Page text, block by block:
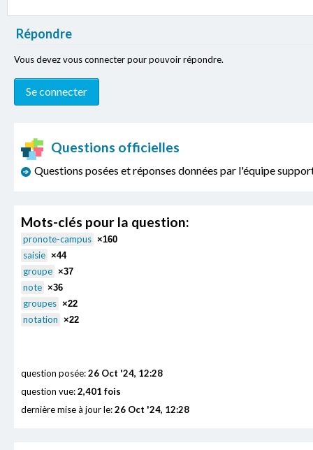
Répondre
Vous devez vous connecter pour pouvoir répondre.
Questions officielles
Questions posées et réponses données par l'équipe
Mots-clés pour la question:
pronote-campus ×160
saisie ×44
groupe ×37
note ×36
groupes ×22
notation ×22
question posée:26 Oct '24, 12:28
question vue:2,401 fois
dernière mise à jour le:26 Oct '24, 12:28